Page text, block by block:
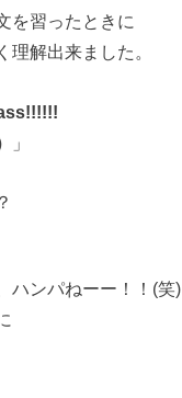
を習ったときに
理解出来ました。
」
ハンパねーー！！(笑)